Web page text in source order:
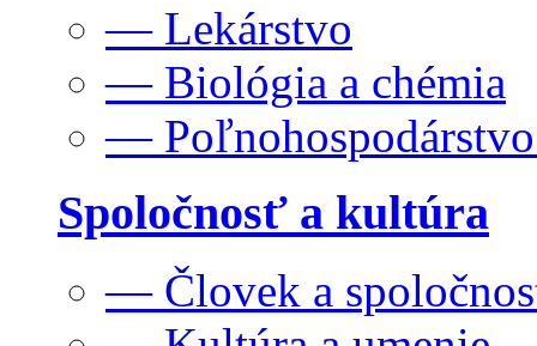
— Lekárstvo
— Biológia a chémia
—
Spoločnosť a kultúra
— Človek a